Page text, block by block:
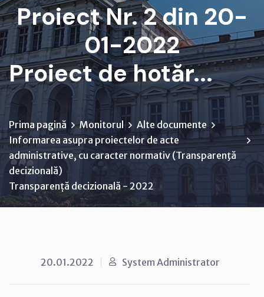
Proiect Nr. 2 din 20-
01-2022
Proiect de hotăr...
Prima pagină Monitorul
Alte documente
Informarea asupra proiectelor de acte
administrative, cu caracter normativ (Transparenţă
decizională)
Transparență decizională - 2022
20.01.2022 System Administrator